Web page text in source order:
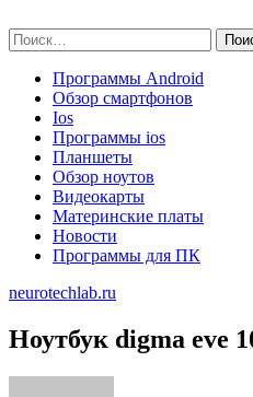
to
content
Найти:
Программы Android
Обзор смартфонов
Ios
Программы ios
Планшеты
Обзор ноутов
Видеокарты
Материнские платы
Новости
Программы для ПК
neurotechlab.ru
Ноутбук digma eve